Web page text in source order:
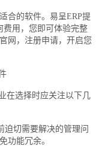
的软件。易呈ERP提
费用，您即可体验完整
网，注册申请，开启您
选择时应关注以下几
切需要解决的管理问
功能冗余。